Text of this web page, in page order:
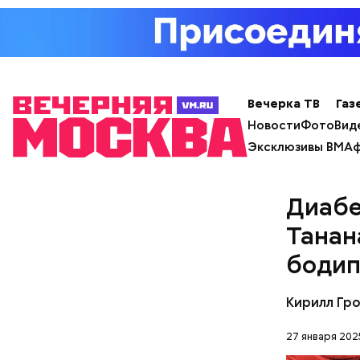
Вечерка ТВ
НовостиФото
Эксклюзивы ВМ
Кирилл
27 января
— В дыне
С одной
помнить,